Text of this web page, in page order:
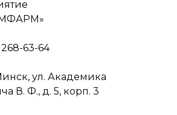
268-63-64
ул. Академика
В. Ф., д. 5, корп. 3